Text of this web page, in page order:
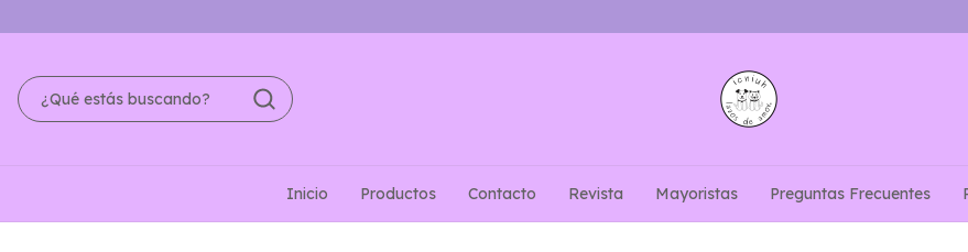
Inicio Productos Contacto Revista Mayoristas Preguntas Frecuentes